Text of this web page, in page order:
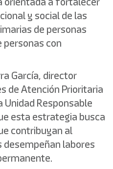
y social de las
de personas
con
García, director
de Atención Prioritaria
Responsable
esta estrategia busca
contribuyan al
desempeñan labores